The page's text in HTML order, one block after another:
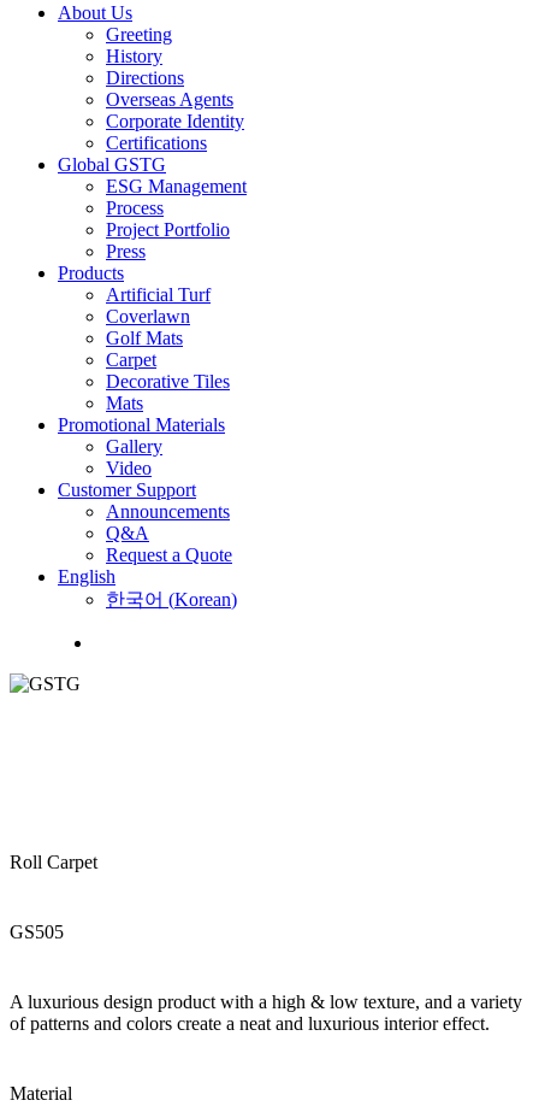
Menu
About Us
Greeting
History
Directions
Overseas Agents
Corporate Identity
Certifications
Global GSTG
ESG Management
Process
Project Portfolio
Press
Products
Artificial Turf
Coverlawn
Golf Mats
Carpet
Decorative Tiles
Mats
Promotional Materials
Gallery
Video
Customer Support
Announcements
Q&A
Request a Quote
English
한국어 (Korean)
Roll Carpet
GS505
A luxurious design product with a high & low texture, and a variety
of patterns and colors create a neat and luxurious interior effect.
Material